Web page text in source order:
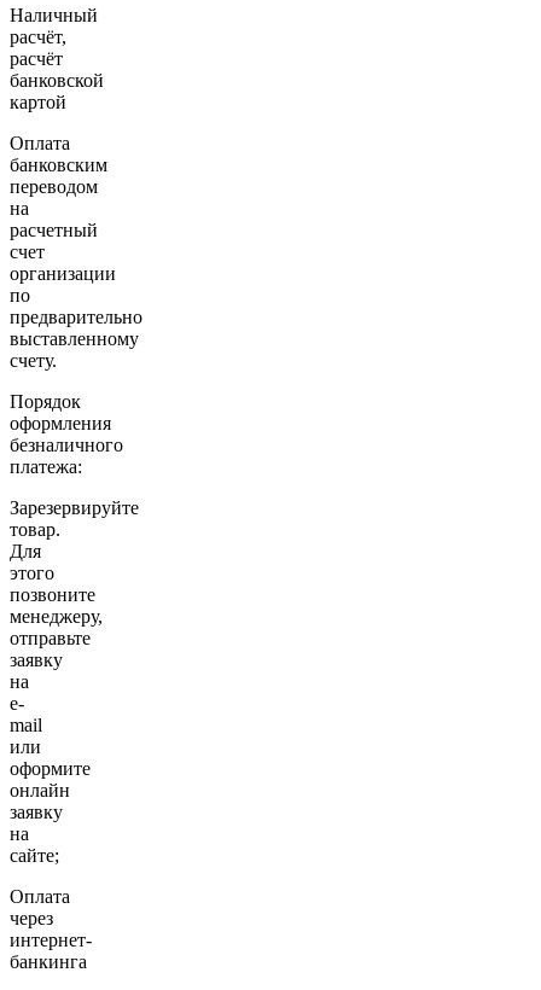
Наличный
расчёт,
расчёт
банковской
картой
Оплата
банковским
переводом
на
расчетный
счет
организации
по
предварительно
выставленному
счету.
Порядок
оформления
безналичного
платежа:
Зарезервируйте
товар.
Для
этого
позвоните
менеджеру,
отправьте
заявку
на
e-
mail
или
оформите
онлайн
заявку
на
сайте;
Оплата
через
интернет-
банкинга